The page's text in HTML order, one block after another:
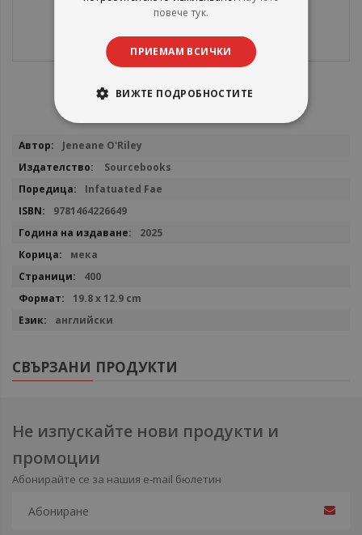
Повече
Jeneane O'Riley
Sourcebooks
Infatuated Fae
9781464226649
2025
мека
400
19.8 x 12.9 cm
английски
СВЪРЗАНИ ПРОДУКТИ
Не изпускайте нови продукти и
промоции
Абонирайте се за нашия e-mail бюлетин
повече тук.
ПРИЕМАМ ВСИЧКИ
ВИЖТЕ ПОДРОБНОСТИТЕ